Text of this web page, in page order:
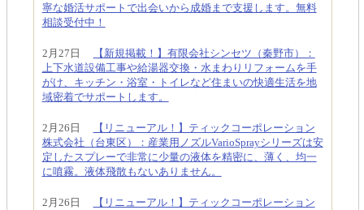
寧な婚活サポートで出会いから成婚まで支援します。無料
相談受付中！
2月27日
【新規掲載！】有限会社シンセツ（秦野市）：
上下水道設備工事や給湯器交換・水まわりリフォームを手
がけ、キッチン・浴室・トイレなど住まいの快適生活を地
域密着でサポートします。
2月26日
【リニューアル！】ティックコーポレーション
株式会社（台東区）：産業用ノズルVarioSprayシリーズは安
定したスプレーで非常に少量の液体を精密に、薄く、均一
に噴霧。液体飛散もないありません。
2月26日
【リニューアル！】ティックコーポレーション